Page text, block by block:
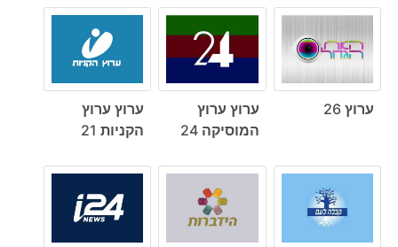
ערוץ 26
ערוץ ערוץ
המוסיקה 24
ערוץ ערוץ
הקניות 21